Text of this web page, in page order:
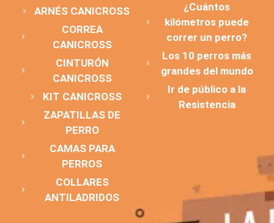
ARNÉS CANICROSS
CORREA
CANICROSS
CINTURÓN
CANICROSS
KIT CANICROSS
ZAPATILLAS DE
PERRO
CAMAS PARA
PERROS
COLLARES
ANTILADRIDOS
¿Cuántos
kilómetros puede
correr un perro?
Los 10 perros más
grandes del mundo
Ir de público a la
Resistencia